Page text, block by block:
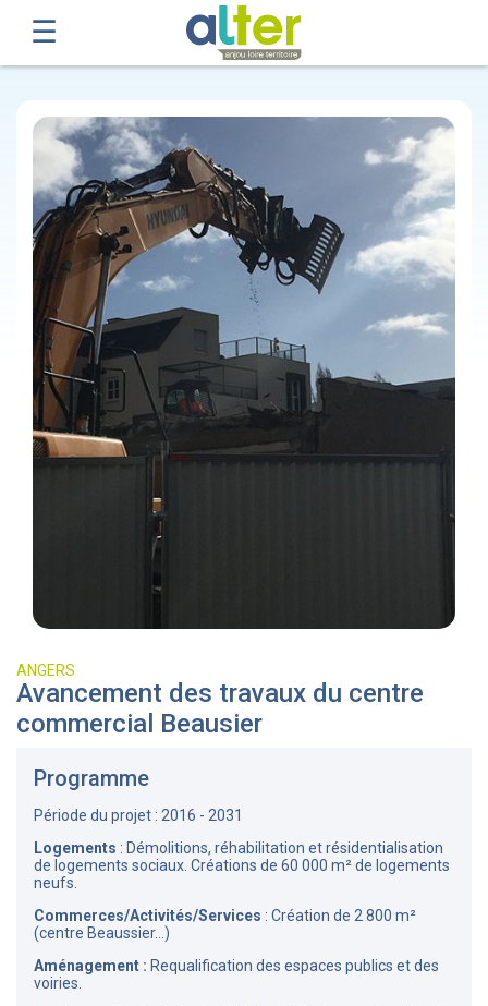
ANGERS
Avancement des travaux du centre
commercial Beausier
Programme
Période du projet : 2016 - 2031
Logements : Démolitions, réhabilitation et résidentialisation
de logements sociaux. Créations de 60 000 m² de logements
neufs.
Commerces/Activités/Services : Création de 2 800 m²
(centre Beaussier...)
Aménagement : Requalification des espaces publics et des
voiries.